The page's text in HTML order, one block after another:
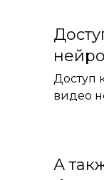
Доступ
видео
А